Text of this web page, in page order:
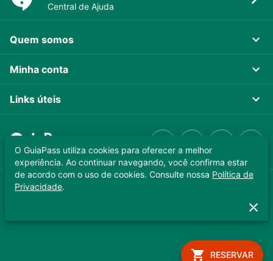
RESERVAR
Central de Ajuda
Quem somos
Minha conta
Links úteis
GUIAPASS TECNOLOGIA LTDA. CNPJ 37.989.806/0001-64
O GuiaPass utiliza cookies para oferecer a melhor
experiência. Ao continuar navegando, você confirma estar
de acordo com o uso de cookies. Consulte nossa Política de
Privacidade.